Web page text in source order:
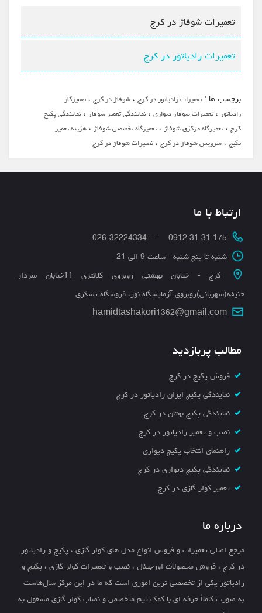
تعمیرات شوفاژ در کرج
تعمیرات رادیاتور در کرج
برچسب ها :تعمیرات رادیاتور در کرج،شوفاژ در کرج،تعمیرکار
رادیاتور،تعمیرات شوفاژ دیواری،نمایندگی تعمیر شوفاژ،نمایندگی پکیج
کرج،تعمیرگاه مرکزی شوفاژ،تعمیرگاه تخصصی شوفاژ،هزینه تعمیر
پکیج،سرویس شوفاژ در کرج،تعمیرات شوفاژ در کرج
ارتباط با ما
175 31 31 0912 - 026-32224334
شنبه تا پنج شنبه - ساعت 9 الی 21
کرج - خیابان بهشتی روبروی کلانتری 11خیابان سردار
حنیفه(شهربانی)روبروی آزمایشگاه نور، فروشگاه تشکری
hamidtashakori1362@gmail.com
مطالب پربازدید
فروش پکیج در کرج
نمایندگی پکیج ایران رادیاتور در کرج
نمایندگی پکیج بوتان در کرج
نصب و تعمیر رادیاتور در کرج
راهنمای انتخاب پکیج دیواری
نمایندگی پکیج دیواری در کرج
تعمیر کولر گازی در کرج
درباره ما
مرجع اصلی تعمیرات و فروش انواع مدل های کولر گازی ، پکیج و رادیاتور
در کرج ، فروش محصولات اورجینال ، نصب و تعمیرات کولر گازی ، پکیج و
رادیاتور یکی از تخصصی ترین اموری است که ما در این مرکز سال‌هاست
به صورت کاملاً حرفه ای با کمک تیم متخصص و نصاب کولر گازی مشغول به